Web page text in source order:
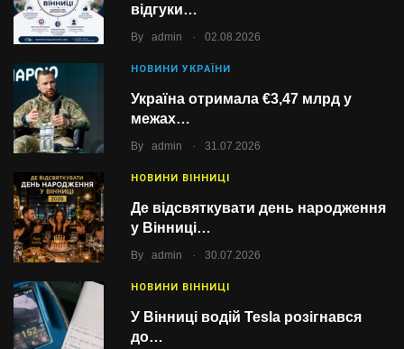
відгуки…
By admin . 02.08.2026
НОВИНИ УКРАЇНИ
Україна отримала €3,47 млрд у
межах…
By admin . 31.07.2026
НОВИНИ ВІННИЦІ
Де відсвяткувати день народження
у Вінниці…
By admin . 30.07.2026
НОВИНИ ВІННИЦІ
У Вінниці водій Tesla розігнався
до…